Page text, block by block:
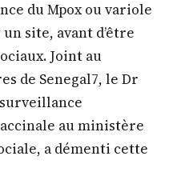
du Mpox ou variole
site, avant d’être
Joint au
de Senegal7, le Dr
au ministère
a démenti cette